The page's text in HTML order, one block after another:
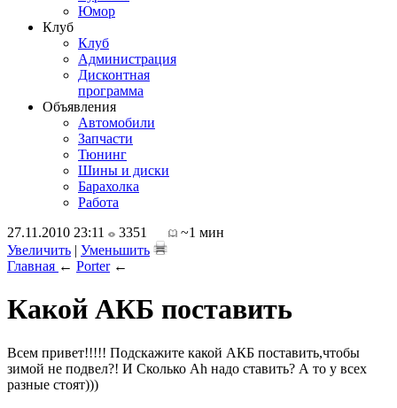
Юмор
Клуб
Клуб
Администрация
Дисконтная
программа
Объявления
Автомобили
Запчасти
Тюнинг
Шины и диски
Барахолка
Работа
27.11.2010 23:11
3351
~1 мин
Увеличить | Уменьшить
Главная ← Porter←
Какой АКБ поставить
Всем привет!!!!! Подскажите какой АКБ поставить,чтобы
зимой не подвел?! И Сколько Ah надо ставить? А то у всех
разные стоят)))